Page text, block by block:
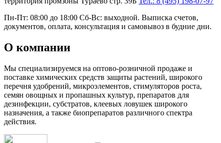
Пн-Пт: 08:00 до 18:00 Сб-Вс: выходной. Выписка счетов,
документов, оплата, консультация и самовывоз в будние дни.
О компании
Мы специализируемся на оптово-розничной продаже и
поставке химических средств защиты растений, широкого
перечня удобрений, микроэлементов, стимуляторов роста,
семян овощных и пропашных культур, препаратов для
дезинфекции, субстратов, клеевых ловушек широкого
назначения, а также биопрепаратов различного спектра
действия.